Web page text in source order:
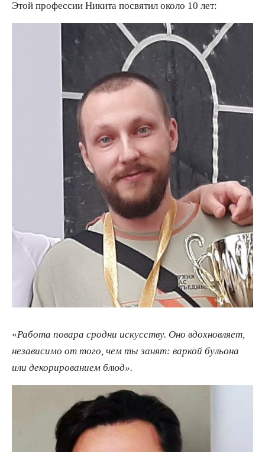
Этой профессии Никита посвятил около 10 лет:
«Работа повара сродни искусству. Оно вдохновляет,
независимо от того, чем ты занят: варкой бульона
или декорированием блюд».